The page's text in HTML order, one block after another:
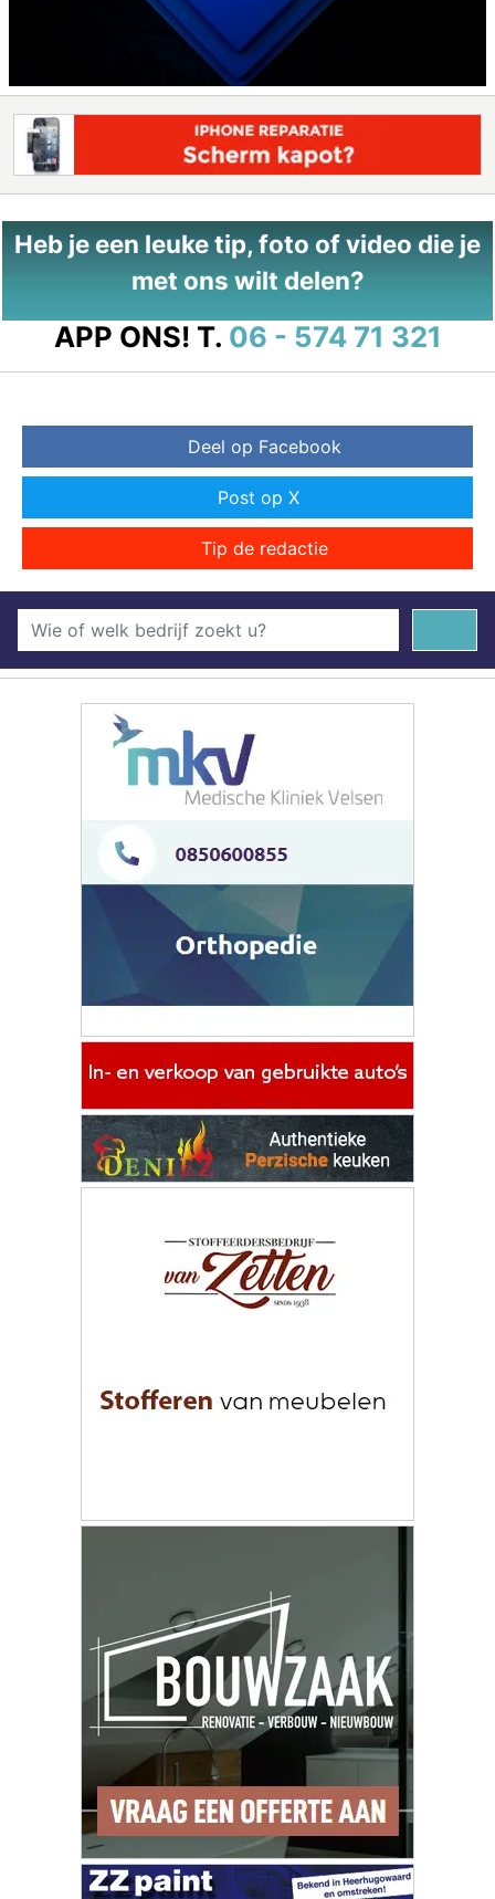
Heb je een leuke tip, foto of video die je
met ons wilt delen?
APP ONS! T. 06 - 574 71 321
Deel op Facebook
Post op X
Tip de redactie